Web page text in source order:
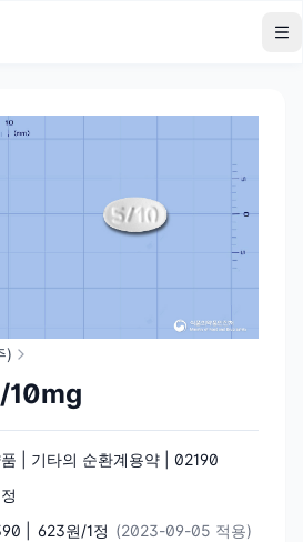
)
10mg
| 기타의 순환계용약 | 02190
| 623원/1정 (2023-09-05 적용)